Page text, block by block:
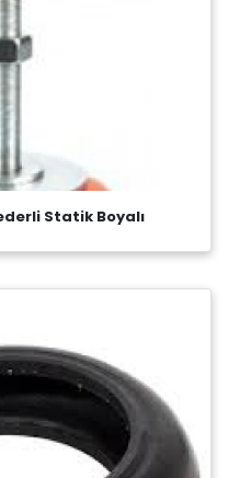
Statik Boyalı